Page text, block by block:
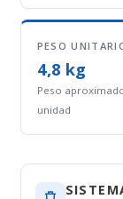
PESO
4,8 kg
Peso
unidad